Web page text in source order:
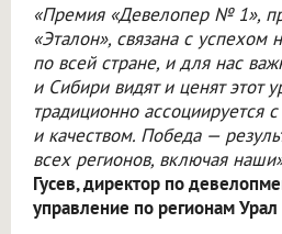
«Премия «Девелопер № 1»,
«Эталон», связана с успехом
по всей стране, и для нас
и Сибири видят и ценят этот
традиционно ассоциируется
и качеством. Победа —
всех регионов, включая
Гусев, директор по
управление по регионам